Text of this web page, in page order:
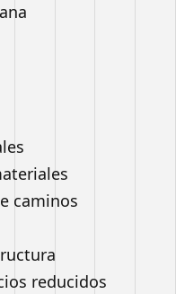
caminos
reducidos